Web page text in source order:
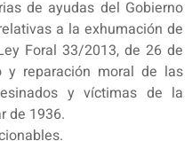
de ayudas del Gobierno
a la exhumación de
Foral 33/2013, de 26 de
y reparación moral de las
y víctimas de la
de 1936.